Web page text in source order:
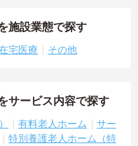
施設業態で探す
宅医療 その他
サービス内容で探す
有料老人ホーム
サー
特別養護老人ホーム（特